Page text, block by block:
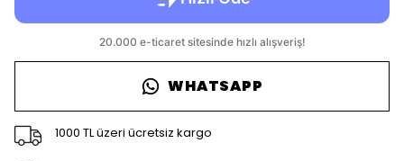
WHATSAPP
1000 TL üzeri ücretsiz kargo